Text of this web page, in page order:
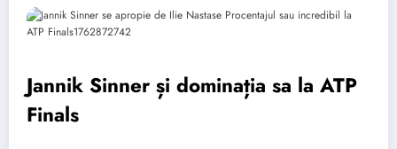
Jannik Sinner și dominația sa la ATP
Finals